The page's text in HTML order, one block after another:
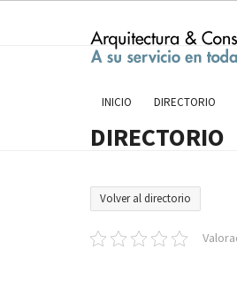
INICIO DIRECTORIO
DIRECTORIO
Volver al directorio